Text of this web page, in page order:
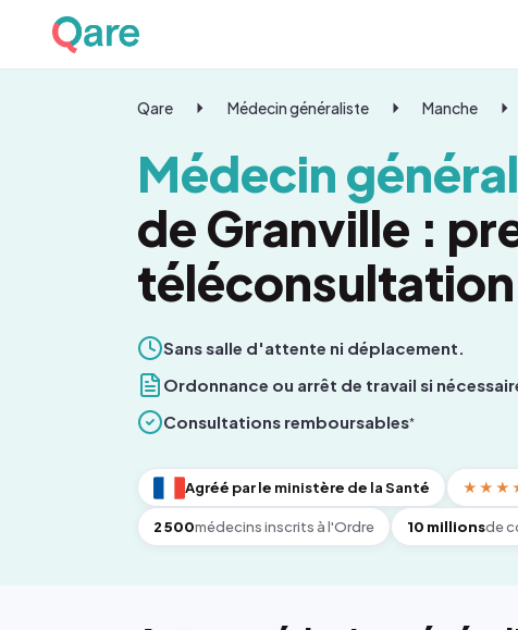
Qare Médecin généraliste Manche
Médecin
de Granville :
téléconsultation
Sans salle d'attente ni déplacement.
Ordonnance ou arrêt de travail si
Consultations remboursables*
Agréé par le ministère de la Santé
2 500médecins inscrits à l'Ordre 10 millionsde